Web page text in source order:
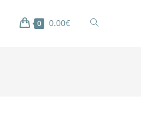
0 0.00€